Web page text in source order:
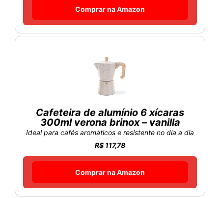
Comprar na Amazon
Cafeteira de alumínio 6 xícaras
300ml verona brinox – vanilla
Ideal para cafés aromáticos e resistente no dia a dia
R$ 117,78
Comprar na Amazon